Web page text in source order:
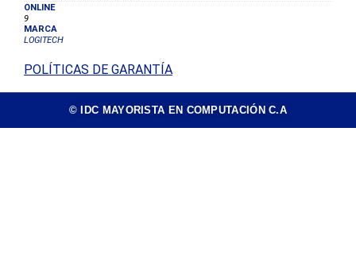
ONLINE
9
MARCA
LOGITECH
POLÍTICAS DE GARANTÍA
© IDC MAYORISTA EN COMPUTACIÓN C.A